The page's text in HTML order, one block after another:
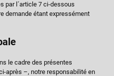
par l´article 7 ci-dessous
demande étant expressément
le cadre des présentes
après –, notre responsabilité en